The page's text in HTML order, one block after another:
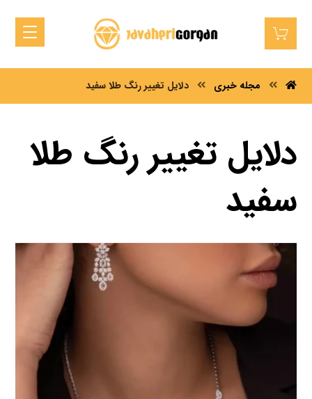
مجله خبری دلایل تغییر رنگ طلا سفید
دلایل تغییر رنگ طلا
سفید